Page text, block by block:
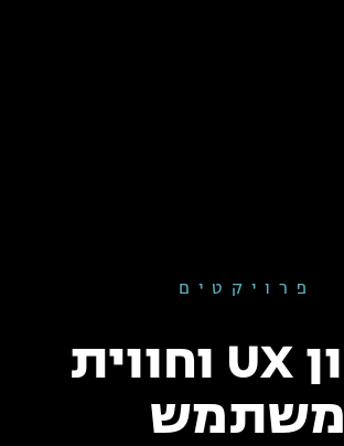
פרויקטים
אפיון UX וחווית
משתמש